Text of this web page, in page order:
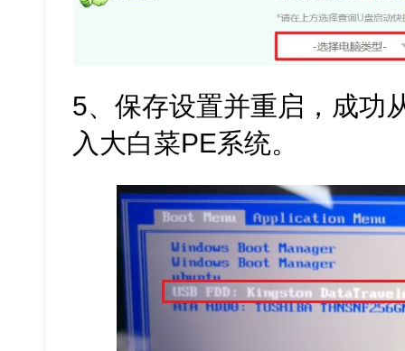
5、保存设置并重启，成功
入大白菜PE系统。